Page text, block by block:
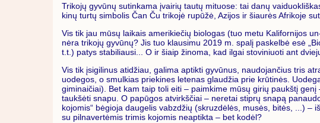
Trikojų gyvūnų sutinkama įvairių tautų mituose: tai danų
kinų turtų simbolis Čan Ču trikojė rupūžė, Azijos ir šiaurės Afrikoje
Vis tik jau mūsų laikais amerikiečių biologas (tuo metu Kalifornijos
nėra trikojų gyvūnų? Jis tuo klausimu 2019 m. spalį paskelbė esė
t.t.) patys stabiliausi... O ir šiaip žinoma, kad ilgai stoviniuoti ant
Vis tik įsigilinus atidžiau, galima aptikti gyvūnus, naudojančius tris
uodegos, o smulkias priekines letenas glaudžia prie krūtinės.
giminaičiai). Bet kam taip toli eiti – paimkime mūsų girių paukštį
taukšėti snapu. O papūgos atvirkščiai – neretai stiprų snapą
kojomis“ bėgioja daugelis vabzdžių (skruzdėlės, musės, bitės, ...) –
su pilnavertėmis trimis kojomis neaptikta – bet kodėl?